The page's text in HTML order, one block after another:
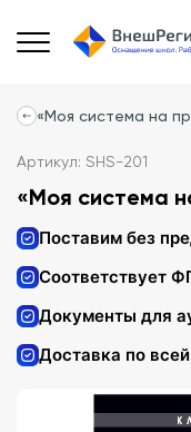
«Моя система на
Артикул: SHS-201
«Моя система
Поставим без
Соответствует
Документы для
Доставка по